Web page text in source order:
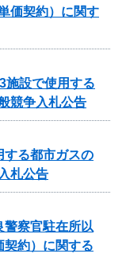
価契約）に関す
設で使用する
競争入札公告
る都市ガスの
札公告
察官駐在所以
契約）に関する